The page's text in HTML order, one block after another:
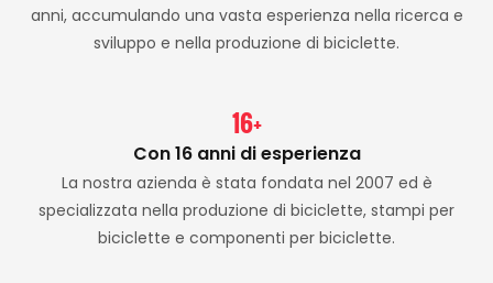
anni, accumulando una vasta esperienza nella ricerca e
sviluppo e nella produzione di biciclette.
16+
Con 16 anni di esperienza
La nostra azienda è stata fondata nel 2007 ed è
specializzata nella produzione di biciclette, stampi per
biciclette e componenti per biciclette.